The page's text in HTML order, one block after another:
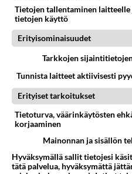
Mitä haluaisit
ennen
Sen sijaan
päin on, kumppanista
kaikkea se, millainen
mitä hän tekee vapaa-
hänelle iloa ja miten hän
Tässä käyttäjiemme
asioita, jotka toisista
Tietojen tallentaminen
tietojen käyttö
Erityisominaisuudet
Tarkkojen
Tunnista laitteet aktiivisesti
Erityiset tarkoitukset
Tietoturva, väärinkäytösten
korjaaminen
Mainonnan ja sisällön
Hyväksymällä sallit tietojesi
tätä palvelua, hyväksymättä